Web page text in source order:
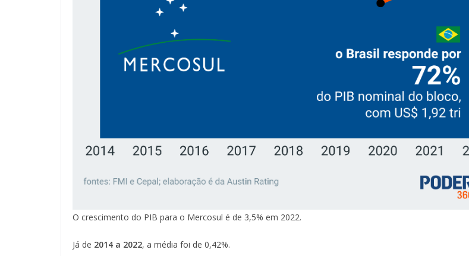
O crescimento do PIB para o Mercosul é de 3,5% em 2022.
Já de 2014 a 2022, a média foi de 0,42%.